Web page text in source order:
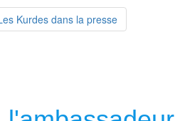
Kurdes dans la presse